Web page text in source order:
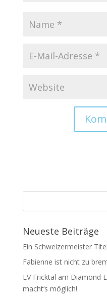
Neueste Beiträge
Ein Schweizermeister
Fabienne ist nicht zu
LV Fricktal am Diamond
macht‘s möglich!